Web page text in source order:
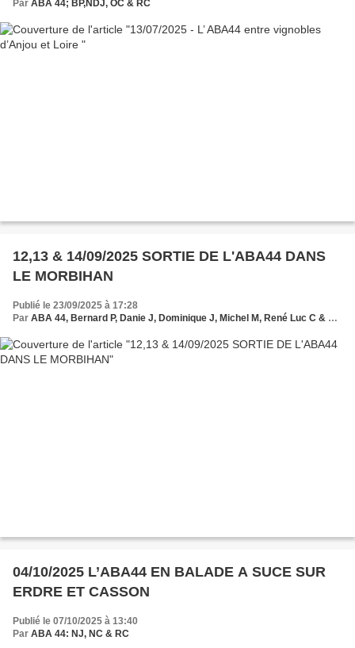
Par ABA 44; BP,NDJ, OC & RC
12,13 & 14/09/2025 SORTIE DE L'ABA44 DANS
LE MORBIHAN
Publié le 23/09/2025 à 17:28
Par ABA 44, Bernard P, Danie J, Dominique J, Michel M, René Luc C & Robert C.
04/10/2025 L’ABA44 EN BALADE A SUCE SUR
ERDRE ET CASSON
Publié le 07/10/2025 à 13:40
Par ABA 44: NJ, NC & RC